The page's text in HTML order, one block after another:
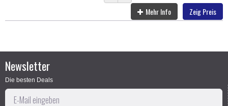
Mehr Info Zeig Preis
Newsletter
Die besten Deals